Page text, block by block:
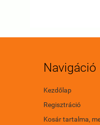
Navigáció
Kezdőlap
Regisztráció
Kosár tartalma,